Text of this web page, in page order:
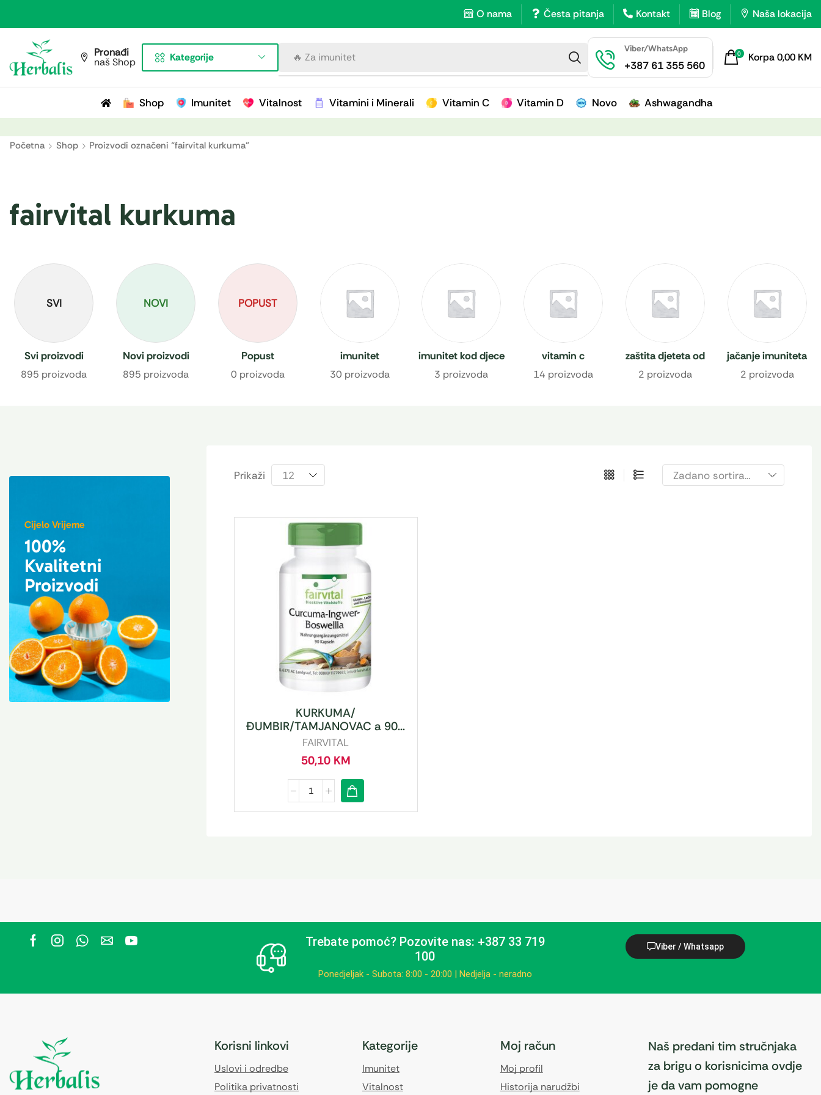
O nama Česta pitanja Kontakt Blog Naša lokacija
Pronađi
naš Shop Kategorije 🔥 Za imunitet
Viber/WhatsApp
+387 61 355 560
0 Korpa0,00 KM
Shop Imunitet Vitalnost Vitamini i Minerali Vitamin C Vitamin D Novo Ashwagandha
Početna Shop Proizvodi označeni “fairvital kurkuma”
fairvital kurkuma
SVI
Svi proizvodi
895 proizvoda
NOVI
Novi proizvodi
895 proizvoda
POPUST
Popust
0 proizvoda
imunitet
30 proizvoda
imunitet kod djece
3 proizvoda
vitamin c
14 proizvoda
zaštita djeteta od
prehlade
2 proizvoda
jačanje imuniteta
2 proizvoda
Cijelo Vrijeme
100%
Kvalitetni
Proizvodi
Prikaži
KURKUMA/
ĐUMBIR/TAMJANOVAC a 90...
FAIRVITAL
50,10 KM
Trebate pomoć?Pozovite nas: +387 33 719
100
Ponedjeljak - Subota: 8:00 - 20:00 | Nedjelja - neradno
Viber / Whatsapp
Korisni linkovi
Uslovi i odredbe
Politika privatnosti
Kategorije
Imunitet
Vitalnost
Moj račun
Moj profil
Historija narudžbi
Naš predani tim stručnjaka
za brigu o korisnicima ovdje
je da vam pomogne